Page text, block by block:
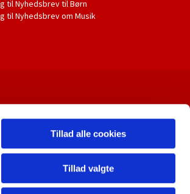
Tillad alle cookies
Tillad valgte
til Nyhedsbrev til Børn
til Nyhedsbrev om Musik